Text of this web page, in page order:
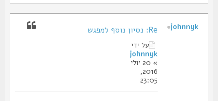
Re: נסיון נוסף למפגש
על ידי
johnnyk
» 20 יולי
2016,
23:05
johnnyk